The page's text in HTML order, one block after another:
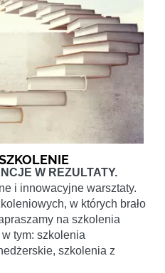
W REZULTATY.
i innowacyjne warsztaty.
w których brało
na szkolenia
tym: szkolenia
szkolenia z